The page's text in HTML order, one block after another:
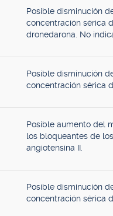
Posible disminución
concentración sérica
dronedarona. No
Posible disminución
concentración sérica
Posible aumento del
los bloqueantes de
angiotensina II.
Posible disminución
concentración sérica